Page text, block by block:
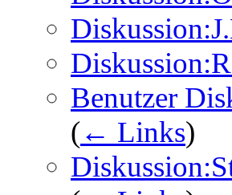
Benutzer
(← Links)